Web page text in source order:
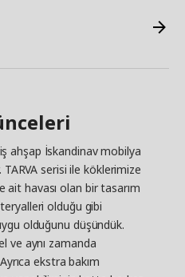
ahşap İskandinav mobilya
TARVA serisi ile köklerimize
havası olan bir tasarım
olduğu gibi
olduğunu düşündük.
ve aynı zamanda
ekstra bakım